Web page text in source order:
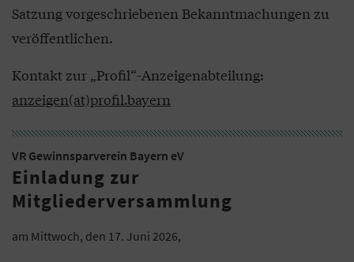
Satzung vorgeschriebenen Bekanntmachungen zu
veröffentlichen.
Kontakt zur „Profil“-Anzeigenabteilung:
anzeigen(at)profil.bayern
VR Gewinnsparverein Bayern eV
Einladung zur
Mitgliederversammlung
am Mittwoch, den 17. Juni 2026,